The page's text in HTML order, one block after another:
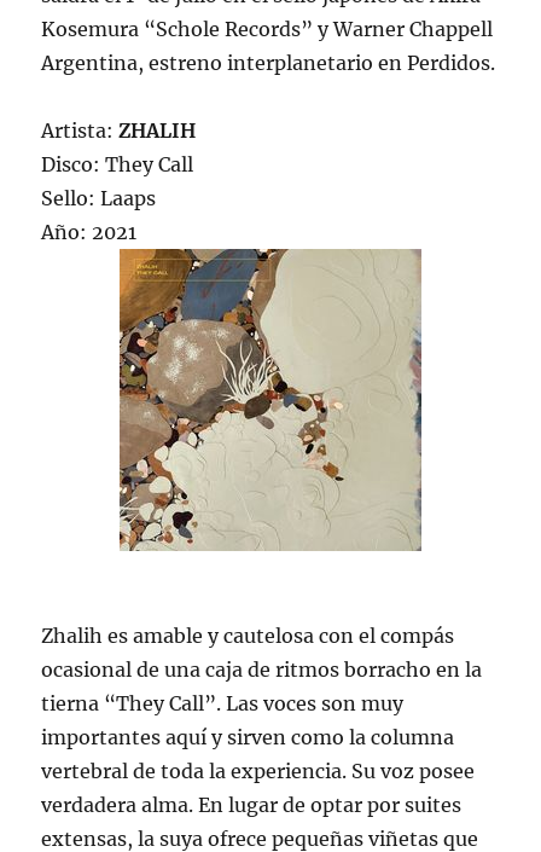
Kosemura “Schole Records” y Warner Chappell
Argentina, estreno interplanetario en Perdidos.
Artista:ZHALIH
Disco: They Call
Sello: Laaps
Año: 2021
Zhalih es amable y cautelosa con el compás
ocasional de una caja de ritmos borracho en la
tierna “They Call”. Las voces son muy
importantes aquí y sirven como la columna
vertebral de toda la experiencia. Su voz posee
verdadera alma. En lugar de optar por suites
extensas, la suya ofrece pequeñas viñetas que